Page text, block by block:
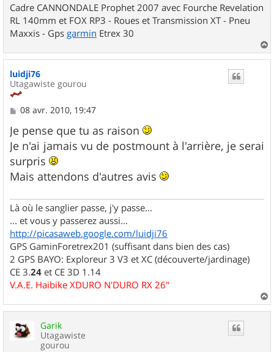
Cadre CANNONDALE Prophet 2007 avec Fourche Revelation
RL 140mm et FOX RP3 - Roues et Transmission XT - Pneu
Maxxis - Gps garmin Etrex 30
a
u
luidji76
Utagawiste gourou
M
s
s
a
g
e
08 avr. 2010, 19:47
Je pense que tu as raison
Je n'ai jamais vu de postmount à l'arrière, je serai
surpris
Mais attendons d'autres avis
Là où le sanglier passe, j'y passe...
... et vous y passerez aussi...
http://picasaweb.google.com/luidji76
GPS GaminForetrex201 (suffisant dans bien des cas)
2 GPS BAYO: Exploreur 3 V3 et XC (découverte/jardinage)
CE 3.24 et CE 3D 1.14
V.A.E. Haibike XDURO N'DURO RX 26"
a
Garik
Utagawiste
gourou